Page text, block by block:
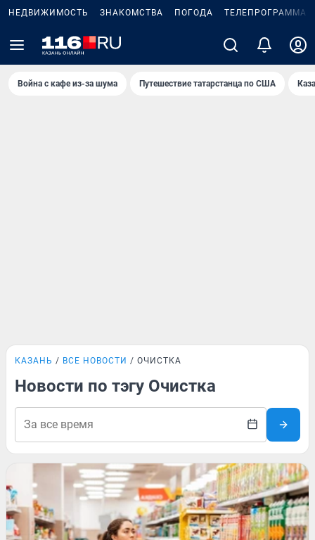
НЕДВИЖИМОСТЬ ЗНАКОМСТВА ПОГОДА ТЕЛЕПРОГРАММА
Война с кафе из-за шума Путешествие татарстанца по США
КАЗАНЬ ВСЕ НОВОСТИ ОЧИСТКА
Новости по тэгу Очистка